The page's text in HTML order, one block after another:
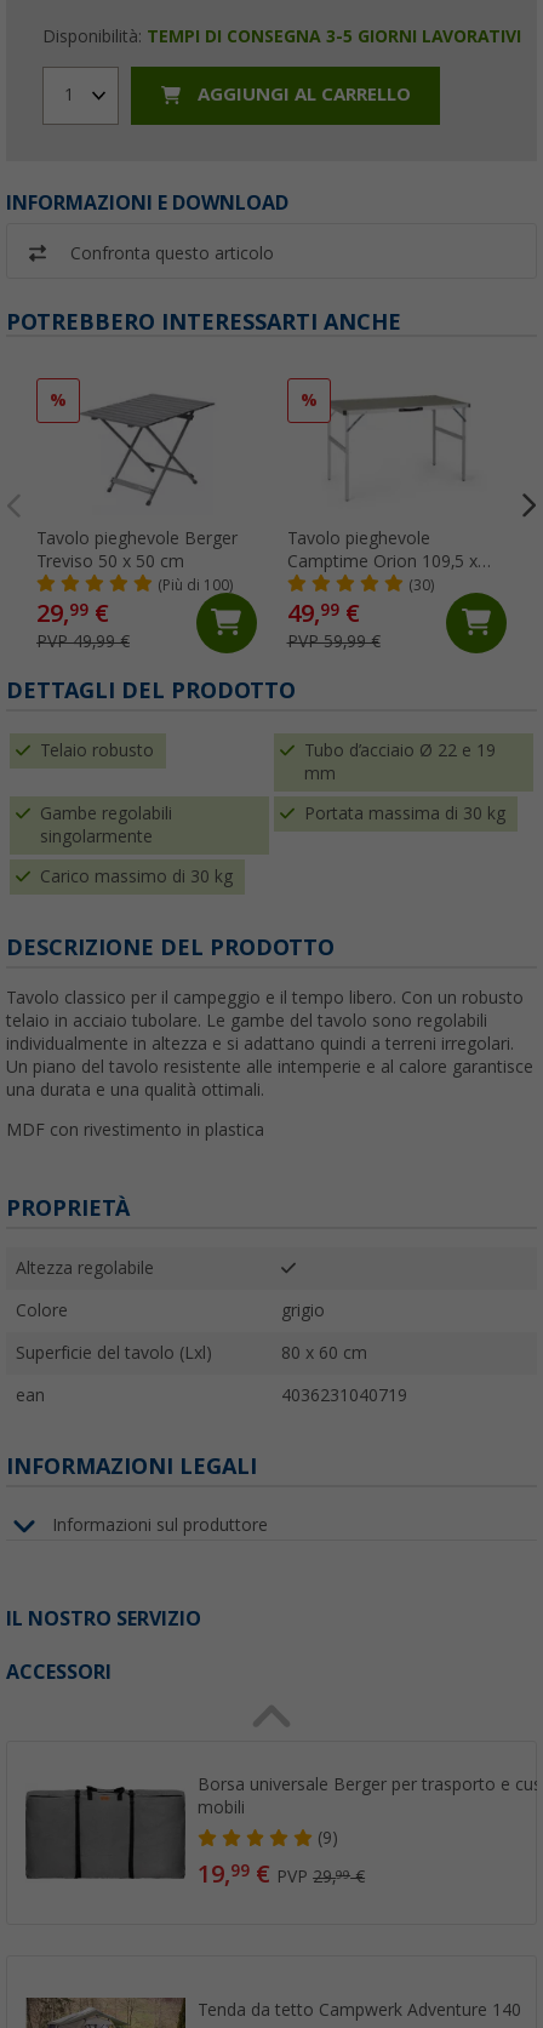
Disponibilità: TEMPI DI CONSEGNA 3-5 GIORNI LAVORATIVI
1 AGGIUNGI AL CARRELLO
INFORMAZIONI E DOWNLOAD
Confronta questo articolo
POTREBBERO INTERESSARTI ANCHE
%
Tavolo pieghevole Berger
Treviso 50 x 50 cm
(Più di 100)
29,99 €
PVP 49,99 €
%
Tavolo pieghevole
Camptime Orion 109,5 x
61,5 cm
(30)
49,99€
PVP 59,99 €
DETTAGLI DEL PRODOTTO
Telaio robusto
Tubo d’acciaio Ø 22 e 19
mm
Gambe regolabili
singolarmente
Portata massima di 30 kg
Carico massimo di 30 kg
DESCRIZIONE DEL PRODOTTO
Tavolo classico per il campeggio e il tempo libero. Con un robusto
telaio in acciaio tubolare. Le gambe del tavolo sono regolabili
individualmente in altezza e si adattano quindi a terreni irregolari.
Un piano del tavolo resistente alle intemperie e al calore garantisce
una durata e una qualità ottimali.
MDF con rivestimento in plastica
PROPRIETÀ
Altezza regolabile
Colore grigio
Superficie del tavolo (Lxl) 80 x 60 cm
ean 4036231040719
INFORMAZIONI LEGALI
Informazioni sul produttore
IL NOSTRO SERVIZIO
ACCESSORI
Borsa universale Berger per trasporto e
mobili
(9)
19,99 € PVP29,99€
Tenda da tetto Campwerk Adventure 140